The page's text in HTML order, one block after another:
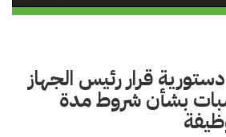
قرار رئيس الجهاز
بشأن شروط مدة